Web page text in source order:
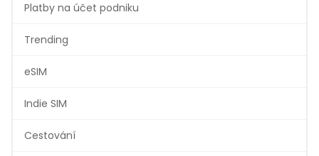
Platby na účet podniku
Trending
eSIM
Indie SIM
Cestování